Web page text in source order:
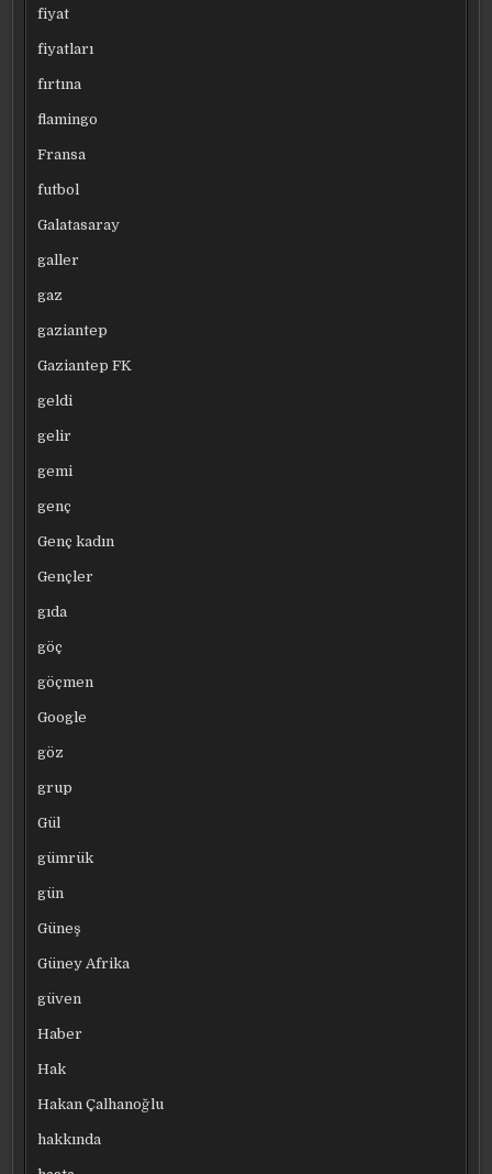
fiyat
fiyatları
fırtına
flamingo
Fransa
futbol
Galatasaray
galler
gaz
gaziantep
Gaziantep FK
geldi
gelir
gemi
genç
Genç kadın
Gençler
gıda
göç
göçmen
Google
göz
grup
Gül
gümrük
gün
Güneş
Güney Afrika
güven
Haber
Hak
Hakan Çalhanoğlu
hakkında